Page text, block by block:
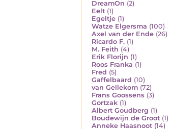
DreamOn (2)
Eelt (1)
Egeltje (1)
Watze Elgersma (100)
Axel van der Ende (26)
Ricardo F. (1)
M. Feith (4)
Erik Florijn (1)
Roos Franka (1)
Fred (5)
Gaffelbaard (10)
van Gellekom (72)
Frans Goossens (3)
Gortzak (1)
Albert Goudberg (1)
Boudewijn de Groot (1)
Anneke Haasnoot (14)